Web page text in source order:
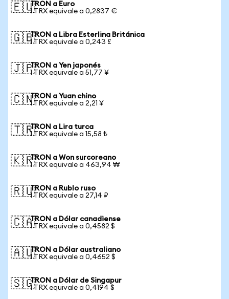
🇪🇺TRON a Euro
1 TRX equivale a 0,2837 €
🇬🇧TRON a Libra Esterlina Británica
1 TRX equivale a 0,243 £
🇯🇵TRON a Yen japonés
1 TRX equivale a 51,77 ¥
🇨🇳TRON a Yuan chino
1 TRX equivale a 2,21 ¥
🇹🇷TRON a Lira turca
1 TRX equivale a 15,58 ₺
🇰🇷TRON a Won surcoreano
1 TRX equivale a 463,94 ₩
🇷🇺TRON a Rublo ruso
1 TRX equivale a 27,14 ₽
🇨🇦TRON a Dólar canadiense
1 TRX equivale a 0,4582 $
🇦🇺TRON a Dólar australiano
1 TRX equivale a 0,4652 $
🇸🇬TRON a Dólar de Singapur
1 TRX equivale a 0,4194 $